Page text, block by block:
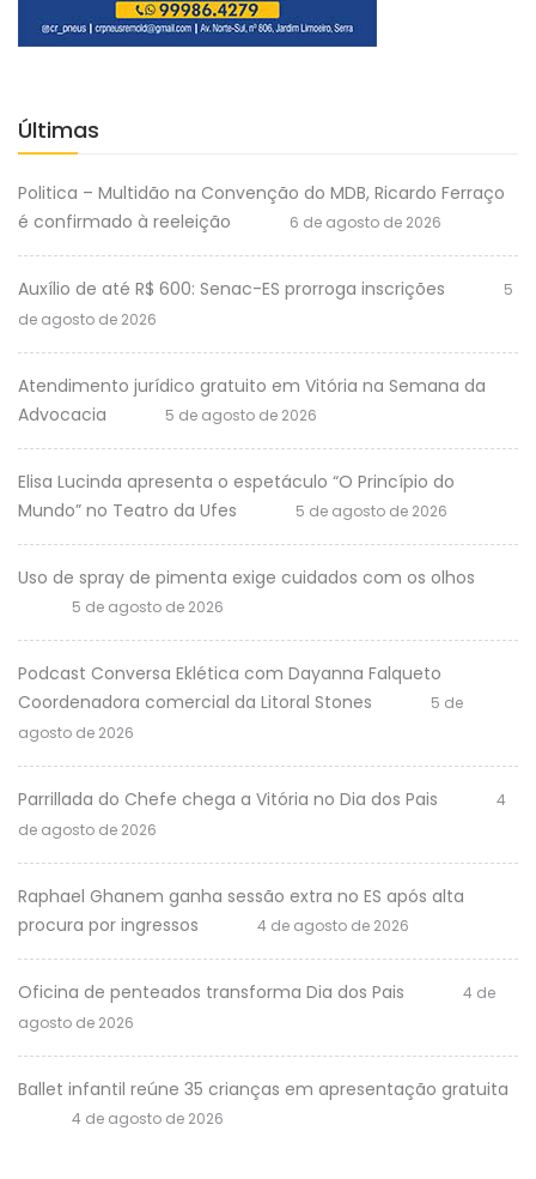
Últimas
Politica – Multidão na Convenção do MDB, Ricardo Ferraço
é confirmado à reeleição
6 de agosto de 2026
Auxílio de até R$ 600: Senac-ES prorroga inscrições
5
de agosto de 2026
Atendimento jurídico gratuito em Vitória na Semana da
Advocacia
5 de agosto de 2026
Elisa Lucinda apresenta o espetáculo “O Princípio do
Mundo” no Teatro da Ufes
5 de agosto de 2026
Uso de spray de pimenta exige cuidados com os olhos
5 de agosto de 2026
Podcast Conversa Eklética com Dayanna Falqueto
Coordenadora comercial da Litoral Stones
5 de
agosto de 2026
Parrillada do Chefe chega a Vitória no Dia dos Pais
4
de agosto de 2026
Raphael Ghanem ganha sessão extra no ES após alta
procura por ingressos
4 de agosto de 2026
Oficina de penteados transforma Dia dos Pais
4 de
agosto de 2026
Ballet infantil reúne 35 crianças em apresentação gratuita
4 de agosto de 2026